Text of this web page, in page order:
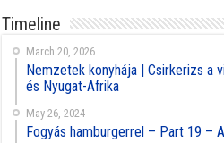
Timeline
March 20, 2026
Nemzetek konyhája | Csirkerizs a
és Nyugat-Afrika
May 26, 2024
Fogyás hamburgerrel – Part 19 –